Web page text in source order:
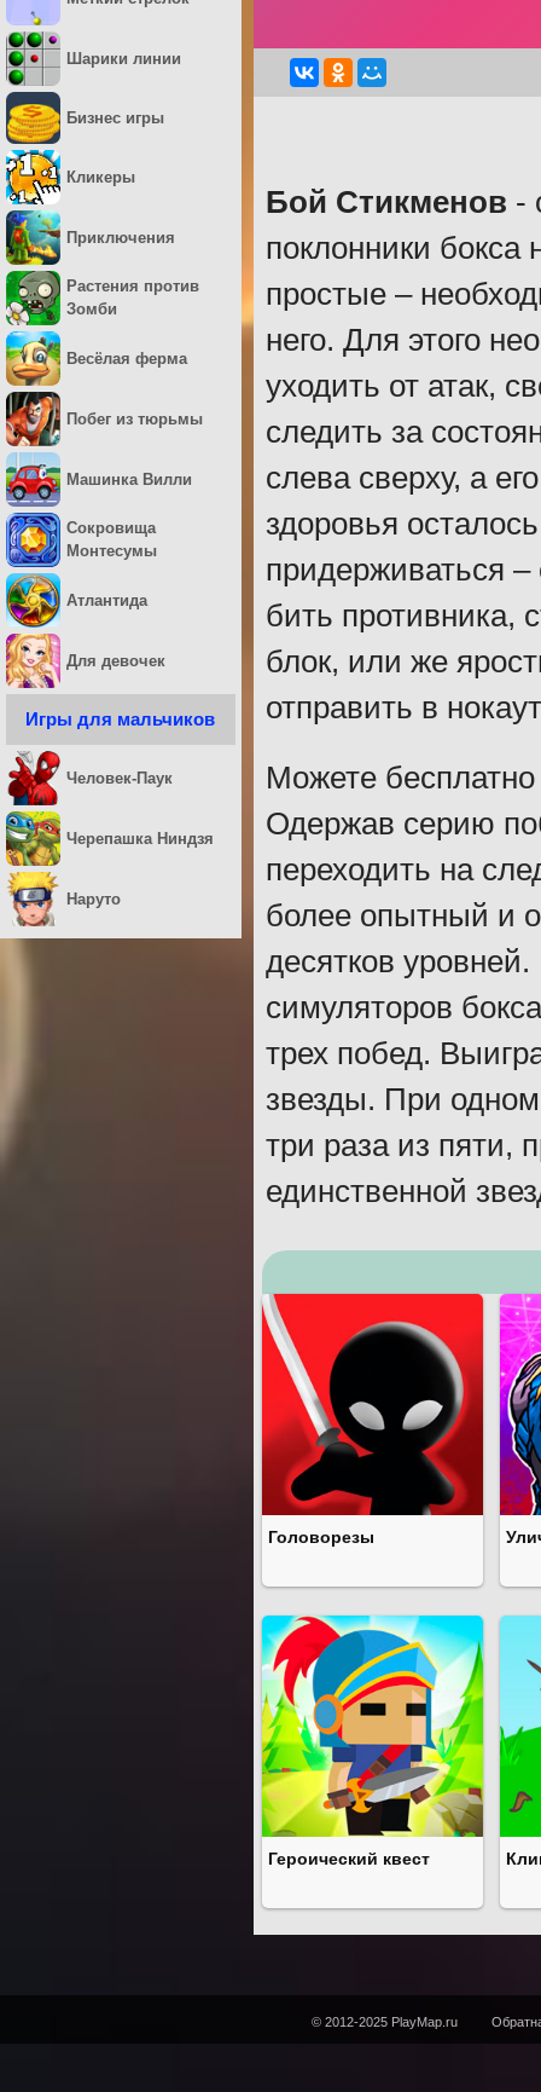
Бой Стикменов -
поклонники бокса
простые –
него. Для этого
уходить от атак,
следить за
слева сверху, а
здоровья
придерживаться
бить противника,
блок, или же
отправить в
Можете
Одержав серию
переходить на
более опытный и
десятков
симуляторов
трех побед.
звезды. При
три раза из пяти,
единственной
Головорезы
Героический квест
Шарики линии
Бизнес игры
Кликеры
Приключения
Растения против
Зомби
Весёлая ферма
Побег из тюрьмы
Машинка Вилли
Сокровища
Монтесумы
Атлантида
Для девочек
Игры для мальчиков
Человек-Паук
Черепашка Ниндзя
Наруто
© 2012-2025 PlayMap.ru